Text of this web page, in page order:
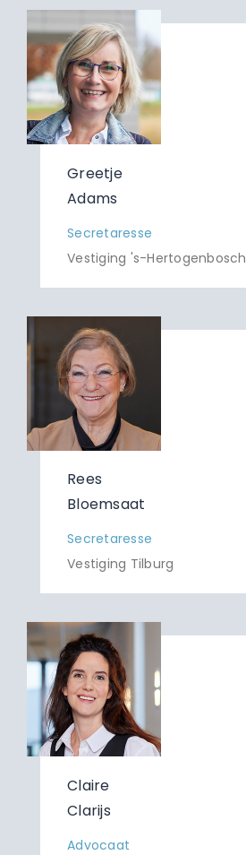
Greetje
Adams
Secretaresse
Vestiging 's-Hertogenbosch
Rees
Bloemsaat
Secretaresse
Vestiging Tilburg
Claire
Clarijs
Advocaat